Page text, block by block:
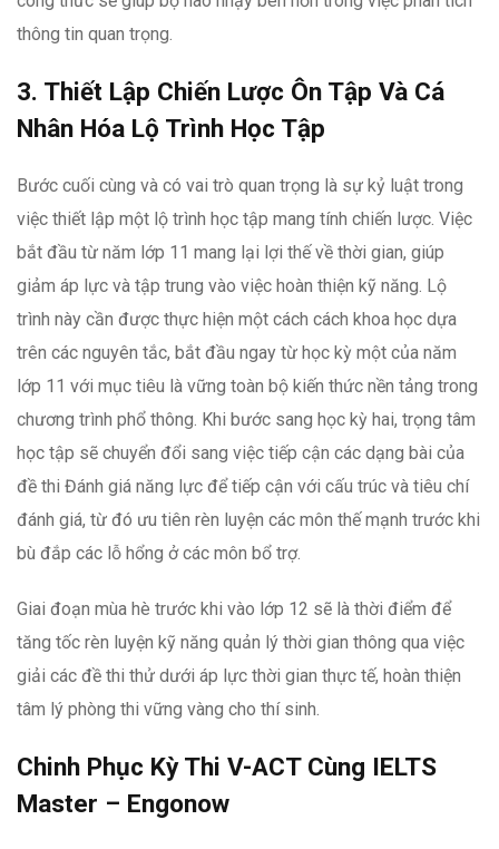
thông tin quan trọng.
3. Thiết Lập Chiến Lược Ôn Tập Và Cá
Nhân Hóa Lộ Trình Học Tập
Bước cuối cùng và có vai trò quan trọng là sự kỷ luật trong
việc thiết lập một lộ trình học tập mang tính chiến lược. Việc
bắt đầu từ năm lớp 11 mang lại lợi thế về thời gian, giúp
giảm áp lực và tập trung vào việc hoàn thiện kỹ năng. Lộ
trình này cần được thực hiện một cách cách khoa học dựa
trên các nguyên tắc, bắt đầu ngay từ học kỳ một của năm
lớp 11 với mục tiêu là vững toàn bộ kiến thức nền tảng trong
chương trình phổ thông. Khi bước sang học kỳ hai, trọng tâm
học tập sẽ chuyển đổi sang việc tiếp cận các dạng bài của
đề thi Đánh giá năng lực để tiếp cận với cấu trúc và tiêu chí
đánh giá, từ đó ưu tiên rèn luyện các môn thế mạnh trước khi
bù đắp các lỗ hổng ở các môn bổ trợ.
Giai đoạn mùa hè trước khi vào lớp 12 sẽ là thời điểm để
tăng tốc rèn luyện kỹ năng quản lý thời gian thông qua việc
giải các đề thi thử dưới áp lực thời gian thực tế, hoàn thiện
tâm lý phòng thi vững vàng cho thí sinh.
Chinh Phục Kỳ Thi V-ACT Cùng IELTS
Master – Engonow